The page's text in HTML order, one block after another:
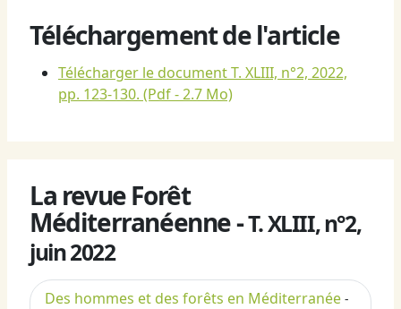
Téléchargement de l'article
Télécharger le document T. XLIII, n°2, 2022,
pp. 123-130. (Pdf - 2.7 Mo)
La revue Forêt
Méditerranéenne -T. XLIII, n°2,
juin 2022
Des hommes et des forêts en Méditerranée -